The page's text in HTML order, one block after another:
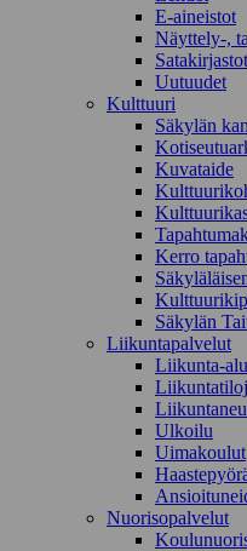
E-aineistot
Näyttely-,
Satakirjastot
Uutuudet
Kulttuuri
Säkylän
Kuvataide
Kerro
Säkylän
Liikuntapalvelut
Liikunta-
Ulkoilu
Uimakoulut
Nuorisopalvelut